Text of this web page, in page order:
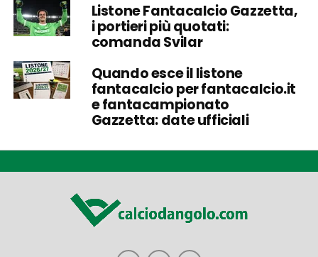
Listone Fantacalcio Gazzetta,
i portieri più quotati:
comanda Svilar
Quando esce il listone
fantacalcio per fantacalcio.it
e fantacampionato
Gazzetta: date ufficiali